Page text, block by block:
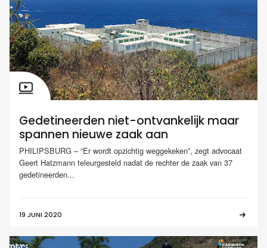
Gedetineerden niet-ontvankelijk maar
spannen nieuwe zaak aan
PHILIPSBURG – “Er wordt opzichtig weggekeken”, zegt advocaat
Geert Hatzmann teleurgesteld nadat de rechter de zaak van 37
gedetineerden...
19 JUNI 2020